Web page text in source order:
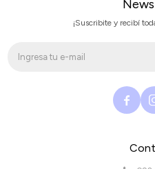
¡Suscribite y recibí
